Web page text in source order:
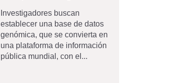
Investigadores buscan
establecer una base de datos
genómica, que se convierta en
una plataforma de información
pública mundial, con el...